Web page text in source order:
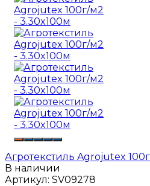
Агротекстиль Agrojutex
В наличии
Артикул: SV09278